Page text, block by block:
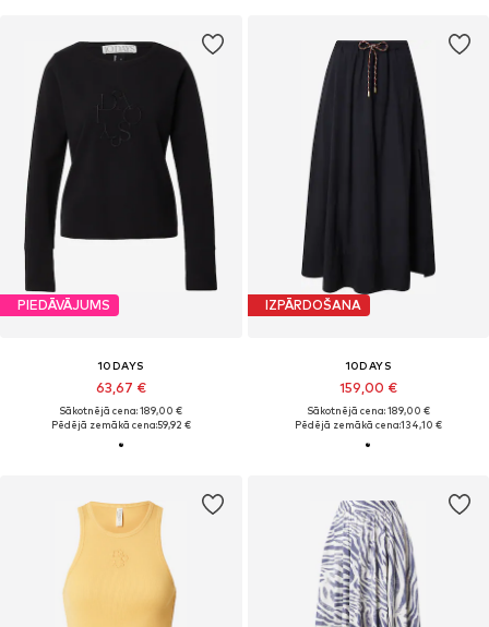
PIEDĀVĀJUMS
10DAYS
63,67 €
Sākotnējā cena: 189,00 €
Pēdējā zemākā cena:59,92 €
IZPĀRDOŠANA
10DAYS
159,00 €
Sākotnējā cena: 189,00 €
Pēdējā zemākā cena:134,10 €